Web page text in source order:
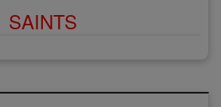
SAINTS